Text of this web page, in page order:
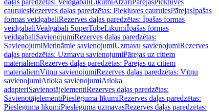
daļas paredzētas: Veidgabali LīkumiAtzari PārejasPiekļuves
caurulesRezerves daļas paredzētas: Piekļuves caurulesPārejasĪpašas
formas veidgabaliRezerves daļas paredzētas: Īpašas formas
veidgabaliVeidgabali SuperTubeLīkumiĪpašas formas
veidgabaliSavienojumiRezerves daļas paredzētas:
SavienojumiMetināmie savienojumiUzmavu savienojumiRezerves
daļas paredzētas: Uzmavu savienojumiPārejas uz citiem
materiāliemRezerves daļas paredzētas: Pārejas uz citiem
materiāliemVītņu savienojumiRezerves daļas paredzētas: Vītņu
savienojumiAtloka savienojumiAtloka
adapteriSavienotājelementiRezerves daļas paredzētas:
SavienotājelementiPieslēguma līkumiRezerves daļas paredzētas:
Pieslēguma līkumiPieslēguma uzmavasRezerves daļas paredzētas: